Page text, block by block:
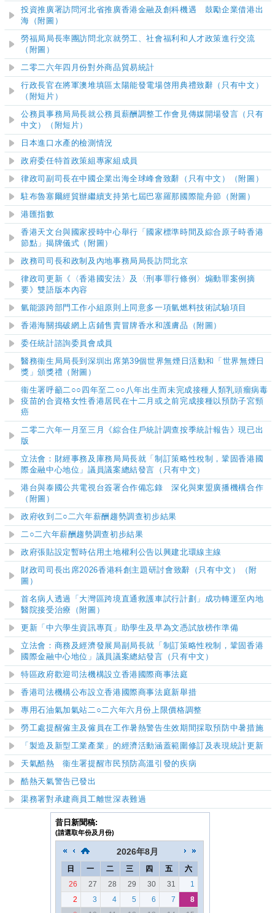
投資推廣署訪問河北省推廣香港金融及創科機遇 鼓勵企業借港出
海（附圖）
勞福局局長率團訪問北京就勞工、社會福利和人才政策進行交流
（附圖）
二零二六年四月份對外商品貿易統計
​行政長官在將軍澳堆填區太陽能發電場啓用典禮致辭（只有中文）
（附短片）
公務員事務局局長就公務員薪酬調整工作會見傳媒開場發言（只有
中文）（附短片）
日本進口水產的檢測情況
政府委任特首政策組專家組成員
律政司副司長在中國企業出海全球峰會致辭（只有中文）（附圖）
駐布魯塞爾經貿辦繼續支持第七屆巴塞羅那國際龍舟節（附圖）
港匯指數
香港天文台與國家授時中心舉行「國家標準時間及綜合原子時香港
節點」揭牌儀式（附圖）
政務司司長和政制及內地事務局局長訪問北京
律政司更新《〈香港國安法〉及〈刑事罪行條例〉煽動罪案例摘
要》雙語版本內容
氫能源跨部門工作小組原則上同意多一項氫燃料技術試驗項目
香港海關搗破網上店鋪售賣冒牌香水和護膚品（附圖）
委任統計諮詢委員會成員
醫務衞生局局長到深圳出席第39個世界無煙日活動和「世界無煙日
獎」頒獎禮（附圖）
衞生署呼籲二○○四年至二○○八年出生而未完成接種人類乳頭瘤病毒
疫苗的合資格女性香港居民在十二月或之前完成接種以預防子宮頸
癌
二零二六年一月至三月《綜合住戶統計調查按季統計報告》現已出
版
立法會：財經事務及庫務局局長就「制訂策略性稅制，鞏固香港國
際金融中心地位」議員議案總結發言（只有中文）
港台與泰國公共電視台簽署合作備忘錄 深化與東盟廣播機構合作
（附圖）
政府收到二○二六年薪酬趨勢調查初步結果
二○二六年薪酬趨勢調查初步結果
政府張貼設定暫時佔用土地權利公告以興建北環線主線
財政司司長出席2026香港科創主題研討會致辭（只有中文）（附
圖）
首名病人透過「大灣區跨境直通救護車試行計劃」成功轉運至內地
醫院接受治療（附圖）
更新「中六學生資訊專頁」助學生及早為文憑試放榜作準備
立法會：商務及經濟發展局副局長就「制訂策略性稅制，鞏固香港
國際金融中心地位」議員議案總結發言（只有中文）
特區政府歡迎司法機構設立香港國際商事法庭
香港司法機構公布設立香港國際商事法庭新舉措
專用石油氣加氣站二○二六年六月份上限價格調整
勞工處提醒僱主及僱員在工作暑熱警告生效期間採取預防中暑措施
「製造及新型工業產業」的經濟活動涵蓋範圍修訂及表現統計更新
天氣酷熱 衞生署提醒市民預防高溫引發的疾病
酷熱天氣警告已發出
渠務署對承建商員工離世深表難過
昔日新聞稿:
(請選取年份及月份)
2026年8月
日 一 二 三 四 五
六
26
27 28 29 30 31
1
2
3 4 5 6 7
8